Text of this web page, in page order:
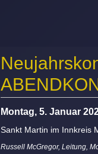
Montag, 5. Januar
Sankt Martin im Innkreis
Russell McGregor, Leitung,